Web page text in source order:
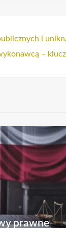
i
–
prawne